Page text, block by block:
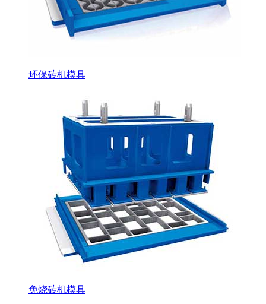
环保砖机模具
免烧砖机模具